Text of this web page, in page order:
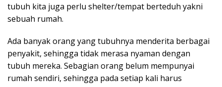
tubuh kita juga perlu shelter/tempat berteduh yakni
sebuah rumah.
Ada banyak orang yang tubuhnya menderita berbagai
penyakit, sehingga tidak merasa nyaman dengan
tubuh mereka. Sebagian orang belum mempunyai
rumah sendiri, sehingga pada setiap kali harus